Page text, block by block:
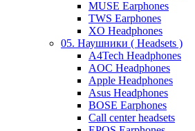
MUSE Earphones
TWS Earphones
XO Headphones
05. Наушники ( Headsets )
A4Tech Headphones
AOC Headphones
Apple Headphones
Asus Headphones
BOSE Earphones
Call center headsets